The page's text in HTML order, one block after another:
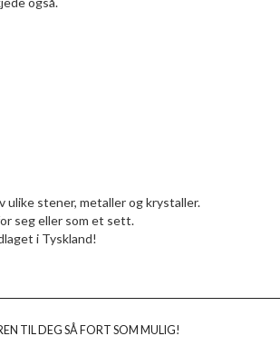
ulike stener, metaller og krystaller.
seg eller som et sett.
i Tyskland!
TIL DEG SÅ FORT SOM MULIG!